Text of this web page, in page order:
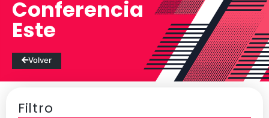
Conferencia
Este
Volver
Filtro